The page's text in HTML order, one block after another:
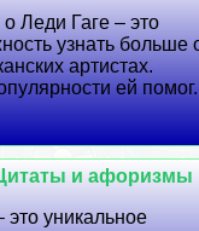
Леди Гаге – это
узнать больше
артистах.
ей
и афоризмы
уникальное